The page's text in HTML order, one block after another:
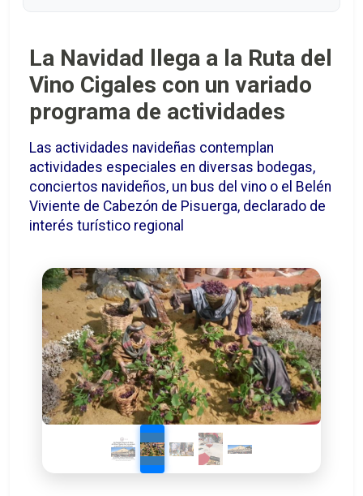
La Navidad llega a la Ruta del
Vino Cigales con un variado
programa de actividades
Las actividades navideñas contemplan
actividades especiales en diversas bodegas,
conciertos navideños, un bus del vino o el Belén
Viviente de Cabezón de Pisuerga, declarado de
interés turístico regional